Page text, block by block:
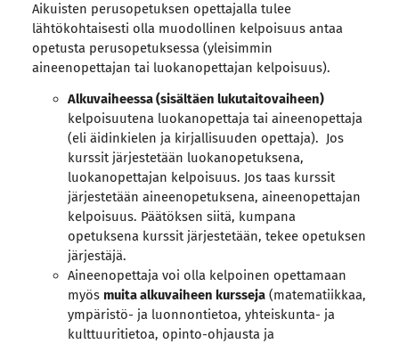
Aikuisten perusopetuksen opettajalla tulee
lähtökohtaisesti olla muodollinen kelpoisuus antaa
opetusta perusopetuksessa (yleisimmin
aineenopettajan tai luokanopettajan kelpoisuus).
Alkuvaiheessa (sisältäen lukutaitovaiheen)
kelpoisuutena luokanopettaja tai aineenopettaja
(eli äidinkielen ja kirjallisuuden opettaja). Jos
kurssit järjestetään luokanopetuksena,
luokanopettajan kelpoisuus. Jos taas kurssit
järjestetään aineenopetuksena, aineenopettajan
kelpoisuus. Päätöksen siitä, kumpana
opetuksena kurssit järjestetään, tekee opetuksen
järjestäjä.
Aineenopettaja voi olla kelpoinen opettamaan
myös muita alkuvaiheen kursseja(matematiikkaa,
ympäristö- ja luonnontietoa, yhteiskunta- ja
kulttuuritietoa, opinto-ohjausta ja